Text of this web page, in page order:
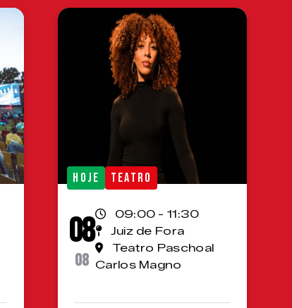
HOJE TEATRO
08
08
09:00 - 11:30
Juiz de Fora
Teatro Paschoal
Carlos Magno